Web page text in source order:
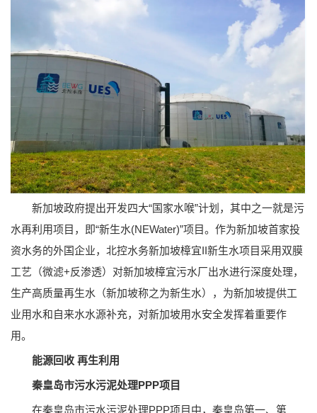
新加坡政府提出开发四大“国家水喉”计划，其中之一就是污
水再利用项目，即“新生水(NEWater)”项目。作为新加坡首家投
资水务的外国企业，北控水务新加坡樟宜II新生水项目采用双膜
工艺（微滤+反渗透）对新加坡樟宜污水厂出水进行深度处理，
生产高质量再生水（新加坡称之为新生水），为新加坡提供工
业用水和自来水水源补充，对新加坡用水安全发挥着重要作
用。
能源回收 再生利用
秦皇岛市污水污泥处理PPP项目
在秦皇岛市污水污泥处理PPP项目中，秦皇岛第一、第